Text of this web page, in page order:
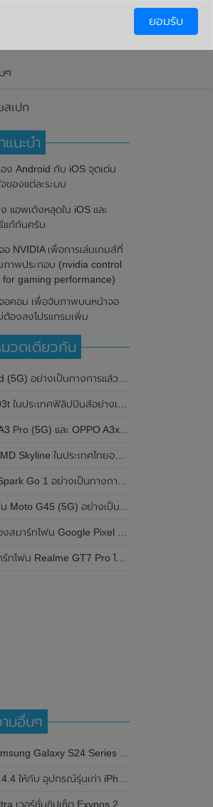
ๆ
สเปก
แนะนำ
ง Android กับ iOS จุดเด่น
ของแต่ละระบบ
แอพเด้งหลุดใน iOS และ
แก้กันครับ
NVIDIA เพื่อการเล่นเกมส์ที่
าพประกอบ (nvidia control
for gaming performance)
อคอม เพื่อจับภาพบนหน้าจอ
ต้องลงโปรแกรมเพิ่ม
มวดเดียวกัน
ร้อมชิปเซ็ต Snapdragon 7s Gen 2 ของ Qualcomm และรองรับเครือข่าย 5G
, กล้องหลัง ความละเอียด 13MP , แบตเตอรี่ 5,000mAh และหน้าจอแสดงผล LCD / 90Hz
ะเทศไทยอย่างเป็นทางการแล้ว ในราคาเริ่มต้นเพียง 3,999 บาท
ศไทยอย่างเป็นทางการแล้ว ราคา 14,990 บาท
จอแสดงผล LCD / 120Hz , แบตเตอรี่ 5,000mAh และใช้ชิปเซ็ต Unisoc
(5G) อย่างเป็นทางการแล้วในอินเดีย
โชว์ดีไซน์ใหม่ กล้องหลังแบนราบ ไม่มีกรอบของกล้องแล้ว
ห้เห็นดีไซน์ใหม่ พร้อมเผยรายละเอียดสเปกที่สำคัญบางส่วน
มอื่นๆ
S24 Series มีให้เลือกทั้งหมด 4 สีด้วยกัน
กรณ์รุ่นเก่า iPhone 6 และ iPhone 5s
2200 ผ่านการทดสอบประสิทธิภาพบน Geekbench แล้ว
ยอมรับ